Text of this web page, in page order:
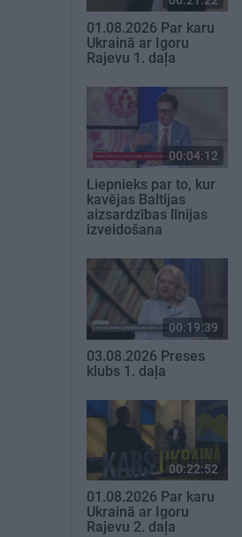
01.08.2026 Par karu
Ukrainā ar Igoru
Rajevu 1. daļa
00:04:12
Liepnieks par to, kur
kavējas Baltijas
aizsardzības līnijas
izveidošana
00:19:39
03.08.2026 Preses
klubs 1. daļa
00:22:52
01.08.2026 Par karu
Ukrainā ar Igoru
Rajevu 2. daļa